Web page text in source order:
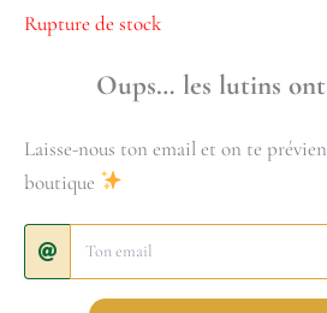
Rupture de stock
Oups… les lutins
Laisse-nous ton email et on te
boutique